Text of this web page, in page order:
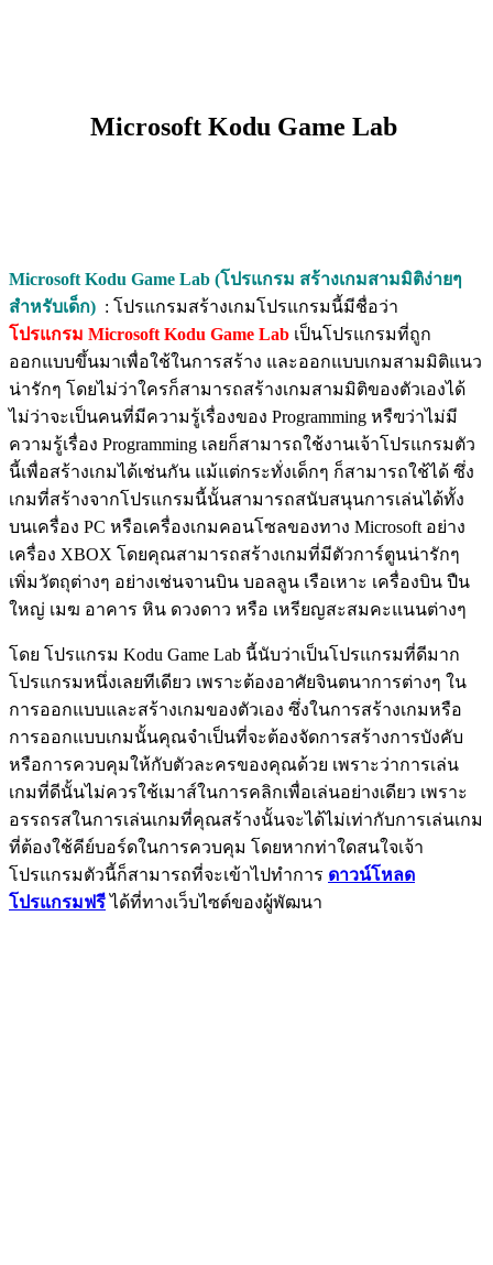
Microsoft Kodu Game Lab
Microsoft Kodu Game Lab (โปรแกรม สร้างเกมสามมิติง่ายๆ
สำหรับเด็ก) : โปรแกรมสร้างเกมโปรแกรมนี้มีชื่อว่า
โปรแกรม Microsoft Kodu Game Lab เป็นโปรแกรมที่ถูก
ออกแบบขึ้นมาเพื่อใช้ในการสร้าง และออกแบบเกมสามมิติแนว
น่ารักๆ โดยไม่ว่าใครก็สามารถสร้างเกมสามมิติของตัวเองได้
ไม่ว่าจะเป็นคนที่มีความรู้เรื่องของ Programming หรืฃว่าไม่มี
ความรู้เรื่อง Programming เลยก็สามารถใช้งานเจ้าโปรแกรมตัว
นี้เพื่อสร้างเกมได้เช่นกัน แม้แต่กระทั่งเด็กๆ ก็สามารถใช้ได้ ซึ่ง
เกมที่สร้างจากโปรแกรมนี้นั้นสามารถสนับสนุนการเล่นได้ทั้ง
บนเครื่อง PC หรือเครื่องเกมคอนโซลของทาง Microsoft อย่าง
เครื่อง XBOX โดยคุณสามารถสร้างเกมที่มีตัวการ์ตูนน่ารักๆ
เพิ่มวัตถุต่างๆ อย่างเช่นจานบิน บอลลูน เรือเหาะ เครื่องบิน ปืน
ใหญ่ เมฆ อาคาร หิน ดวงดาว หรือ เหรียญสะสมคะแนนต่างๆ
โดย โปรแกรม Kodu Game Lab นี้นับว่าเป็นโปรแกรมที่ดีมาก
โปรแกรมหนึ่งเลยทีเดียว เพราะต้องอาศัยจินตนาการต่างๆ ใน
การออกแบบและสร้างเกมของตัวเอง ซึ่งในการสร้างเกมหรือ
การออกแบบเกมนั้นคุณจำเป็นที่จะต้องจัดการสร้างการบังคับ
หรือการควบคุมให้กับตัวละครของคุณด้วย เพราะว่าการเล่น
เกมที่ดีนั้นไม่ควรใช้เมาส์ในการคลิกเพื่อเล่นอย่างเดียว เพราะ
อรรถรสในการเล่นเกมที่คุณสร้างนั้นจะได้ไม่เท่ากับการเล่นเกม
ที่ต้องใช้คีย์บอร์ดในการควบคุม โดยหากท่าใดสนใจเจ้า
โปรแกรมตัวนี้ก็สามารถที่จะเข้าไปทำการ ดาวน์โหลด
โปรแกรมฟรีได้ที่ทางเว็บไซต์ของผู้พัฒนา